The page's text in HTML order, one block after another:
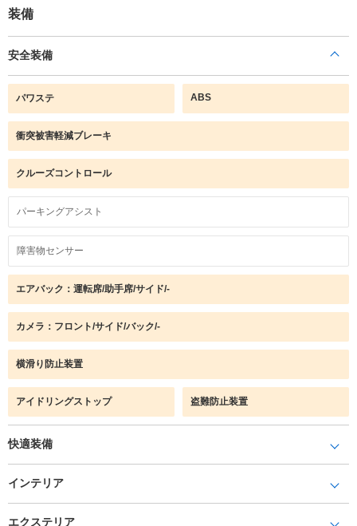
装備
安全装備
パワステ ABS
衝突被害軽減ブレーキ
クルーズコントロール
パーキングアシスト
障害物センサー
エアバック：運転席/助手席/サイド/-
カメラ：フロント/サイド/バック/-
横滑り防止装置
アイドリングストップ 盗難防止装置
快適装備
インテリア
エクステリア